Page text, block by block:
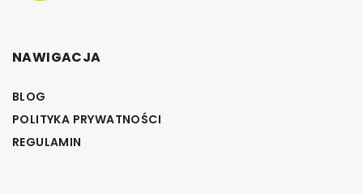
NAWIGACJA
BLOG
POLITYKA PRYWATNOŚCI
REGULAMIN